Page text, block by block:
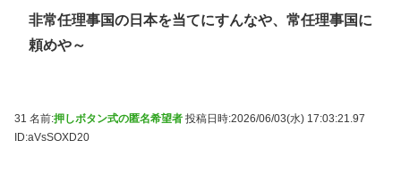
非常任理事国の日本を当てにすんなや、常任理事国に
頼めや～
31 名前:押しボタン式の匿名希望者 投稿日時:2026/06/03(水) 17:03:21.97
ID:aVsSOXD20